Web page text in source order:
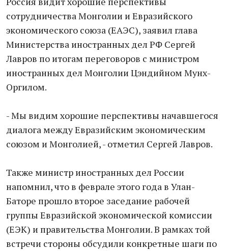
сотрудничества Монголии и Евразийского
экономического союза (ЕАЭС), заявил глава
Министерства иностранных дел РФ Сергей
Лавров по итогам переговоров с министром
иностранных дел Монголии Цэндийном Мунх-
Оргилом.
- Мы видим хорошие перспективы начавшегося
диалога между Евразийским экономическим
союзом и Монголией, - отметил Сергей Лавров.
Также министр иностранных дел России
напомнил, что в феврале этого года в Улан-
Баторе прошло второе заседание рабочей
группы Евразийской экономической комиссии
(ЕЭК) и правительства Монголии. В рамках той
встречи стороны обсудили конкретные шаги по